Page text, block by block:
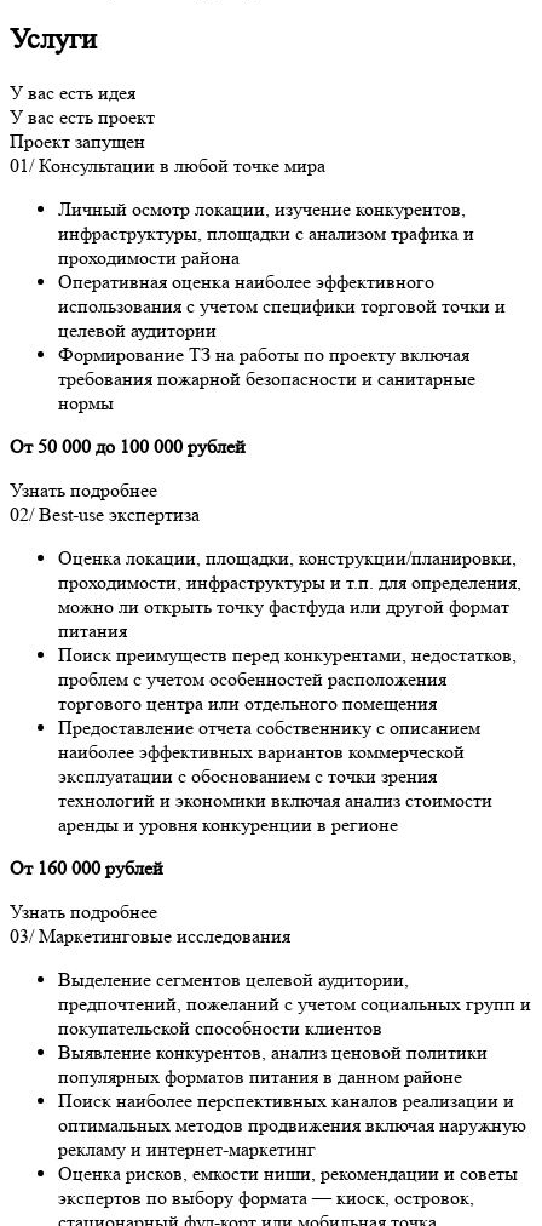
Услуги
У вас есть идея
У вас есть проект
Проект запущен
01/Консультации в любой точке мира
Личный осмотр локации, изучение конкурентов,
инфраструктуры, площадки с анализом трафика и
проходимости района
Оперативная оценка наиболее эффективного
использования с учетом специфики торговой точки и
целевой аудитории
Формирование ТЗ на работы по проекту включая
требования пожарной безопасности и санитарные
нормы
От 50 000 до 100 000 рублей
Узнать подробнее
02/Best-use экспертиза
Оценка локации, площадки, конструкции/планировки,
проходимости, инфраструктуры и т.п. для определения,
можно ли открыть точку фастфуда или другой формат
питания
Поиск преимуществ перед конкурентами, недостатков,
проблем с учетом особенностей расположения
торгового центра или отдельного помещения
Предоставление отчета собственнику с описанием
наиболее эффективных вариантов коммерческой
эксплуатации с обоснованием с точки зрения
технологий и экономики включая анализ стоимости
аренды и уровня конкуренции в регионе
От 160 000 рублей
Узнать подробнее
03/Маркетинговые исследования
Выделение сегментов целевой аудитории,
предпочтений, пожеланий с учетом социальных групп и
покупательской способности клиентов
Выявление конкурентов, анализ ценовой политики
популярных форматов питания в данном районе
Поиск наиболее перспективных каналов реализации и
оптимальных методов продвижения включая наружную
рекламу и интернет-маркетинг
Оценка рисков, емкости ниши, рекомендации и советы
экспертов по выбору формата — киоск, островок,